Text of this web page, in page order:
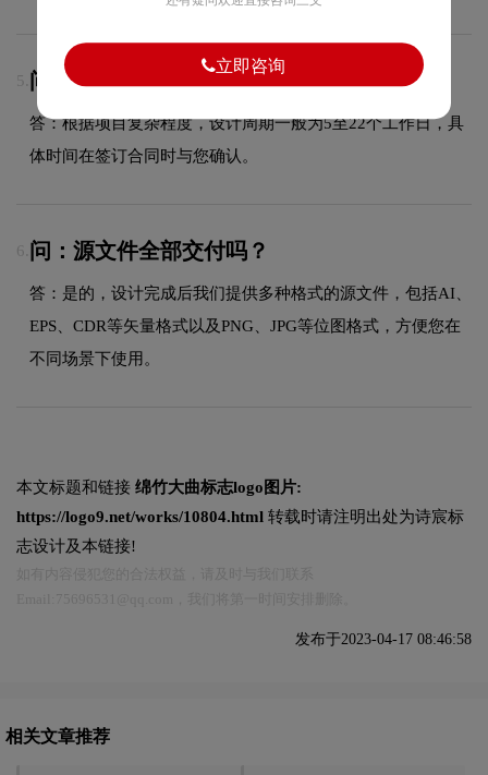
5. 问：LOGO设计周期多久？
答：根据项目复杂程度，设计周期一般为5至22个工作日，具
体时间在签订合同时与您确认。
6. 问：源文件全部交付吗？
答：是的，设计完成后我们提供多种格式的源文件，包括AI、
EPS、CDR等矢量格式以及PNG、JPG等位图格式，方便您在
不同场景下使用。
本文标题和链接 绵竹大曲标志logo图片:
https://logo9.net/works/10804.html 转载时请注明出处为诗宸标
志设计及本链接!
发布于2023-04-17 08:46:58
相关文章推荐
立即咨询